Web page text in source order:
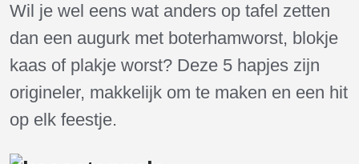
Wil je wel eens wat anders op tafel zetten
dan een augurk met boterhamworst, blokje
kaas of plakje worst? Deze 5 hapjes zijn
origineler, makkelijk om te maken en een hit
op elk feestje.